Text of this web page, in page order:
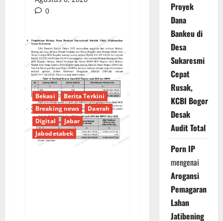
0
Bekasi
Berita Terkini
Breaking news
Daerah
Digital
Jabar
Jabodetabek
Proyek
Dana
Bankeu di
Desa
Sukaresmi
Cepat
Rusak,
KCBI Bogor
Desak
Audit Total
Porn IP
mengenai
Arogansi
Pemagaran
Lahan
Jatibening